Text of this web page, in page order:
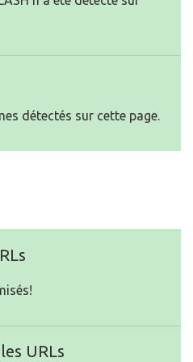
détectés sur cette page.
URLs